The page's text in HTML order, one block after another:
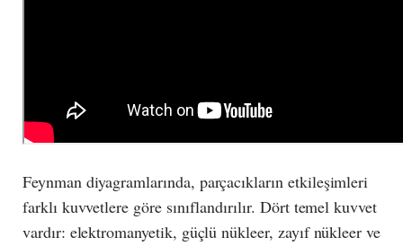
Feynman diyagramlarında, parçacıkların etkileşimleri
farklı kuvvetlere göre sınıflandırılır. Dört temel kuvvet
vardır: elektromanyetik, güçlü nükleer, zayıf nükleer ve